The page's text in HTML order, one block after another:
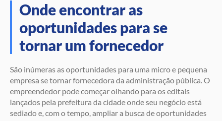
Onde encontrar as
oportunidades para se
tornar um fornecedor
São inúmeras as oportunidades para uma micro e pequena
empresa se tornar fornecedora da administração pública. O
empreendedor pode começar olhando para os editais
lançados pela prefeitura da cidade onde seu negócio está
sediado e, com o tempo, ampliar a busca de oportunidades